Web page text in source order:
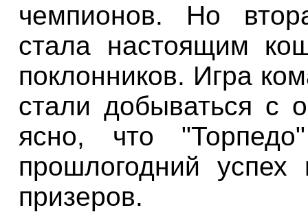
чемпионов. Но
стала настоящим
поклонников. Игра
стали добываться с
ясно, что
прошлогодний
призеров.